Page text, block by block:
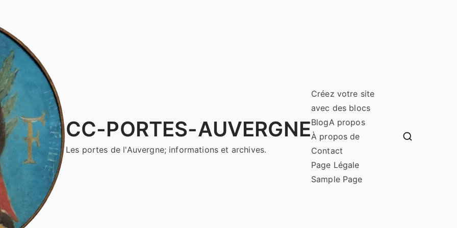
CC-PORTES-AUVERGNE
Les portes de l'Auvergne; informations et archives.
Créez votre site
avec des blocs
BlogA propos
À propos de
Contact
Page Légale
Sample Page